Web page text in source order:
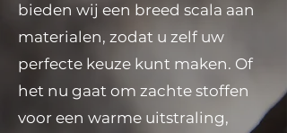
bieden wij een breed scala aan
materialen, zodat u zelf uw
perfecte keuze kunt maken. Of
het nu gaat om zachte stoffen
voor een warme uitstraling,